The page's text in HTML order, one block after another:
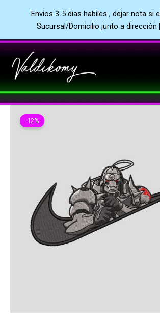
Envios 3-5 dias habiles , dejar nota si
Sucursal/Domicilio junto a dirección
al
contenido
-12%